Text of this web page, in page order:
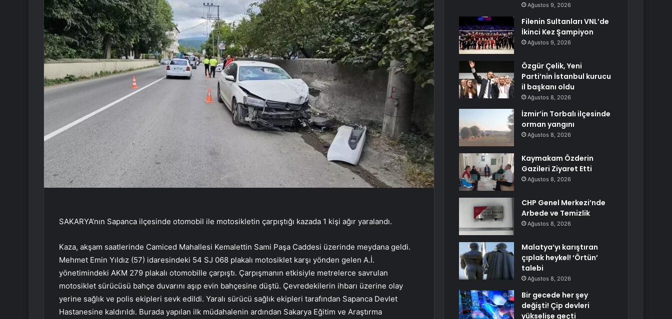
SAKARYA’nın Sapanca ilçesinde otomobil ile motosikletin çarpıştığı kazada 1 kişi ağır yaralandı.
Kaza, akşam saatlerinde Camiced Mahallesi Kemalettin Sami Paşa Caddesi üzerinde meydana geldi.
Mehmet Emin Yıldız (57) idaresindeki 54 SJ 068 plakalı motosiklet karşı yönden gelen A.İ.
yönetimindeki AKM 279 plakalı otomobille çarpıştı. Çarpışmanın etkisiyle metrelerce savrulan
motosiklet sürücüsü bahçe duvarını aşıp evin bahçesine düştü. Çevredekilerin ihbarı üzerine olay
yerine sağlık ve polis ekipleri sevk edildi. Yaralı sürücü sağlık ekipleri tarafından Sapanca Devlet
Hastanesine kaldırıldı. Burada yapılan ilk müdahalenin ardından Sakarya Eğitim ve Araştırma
Ağustos 9, 2026
Filenin Sultanları VNL’de
İkinci Kez Şampiyon
Ağustos 9, 2026
Özgür Çelik, Yeni
Parti’nin İstanbul kurucu
il başkanı oldu
Ağustos 8, 2026
İzmir’in Torbalı ilçesinde
orman yangını
Ağustos 8, 2026
Kaymakam Özderin
Gazileri Ziyaret Etti
Ağustos 8, 2026
CHP Genel Merkezi’nde
Arbede ve Temizlik
Ağustos 8, 2026
Malatya’yı karıştıran
çıplak heykel! ‘Örtün’
talebi
Ağustos 8, 2026
Bir gecede her şey
değişti! Çip devleri
yükselişe geçti